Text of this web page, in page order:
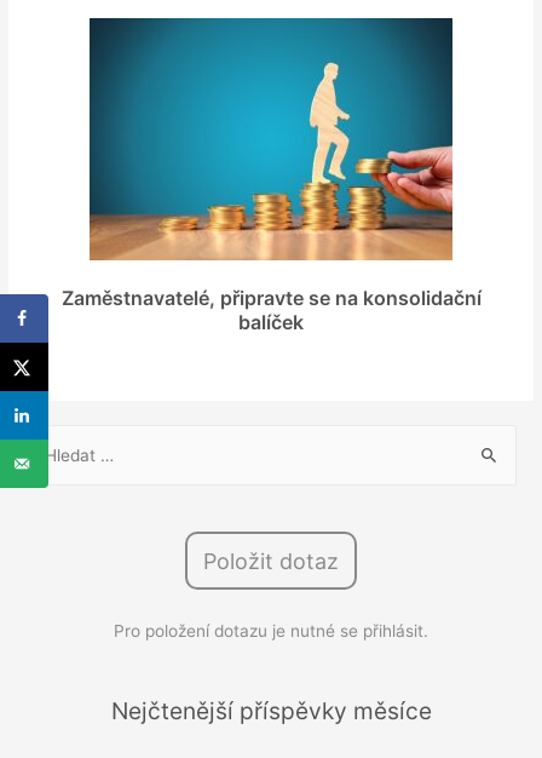
Zaměstnavatelé, připravte se na konsolidační
balíček
V
y
Položit dotaz
Pro položení dotazu je nutné se přihlásit.
Nejčtenější příspěvky měsíce